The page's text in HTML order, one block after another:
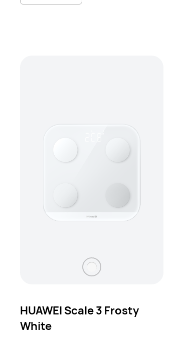
HUAWEI Scale 3 Frosty
White